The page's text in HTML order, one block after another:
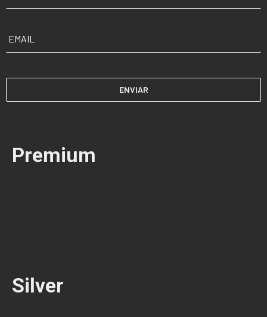
Premium
Silver